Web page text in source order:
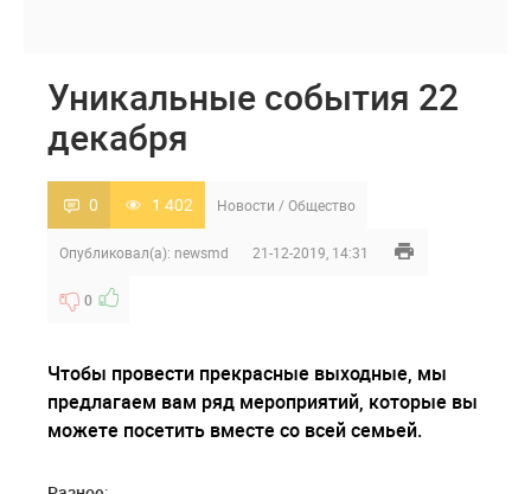
Уникальные события 22
декабря
0 1 402 Новости /Общество
Опубликовал(а): newsmd 21-12-2019, 14:31
0
Чтобы провести прекрасные выходные, мы
предлагаем вам ряд мероприятий, которые вы
можете посетить вместе со всей семьей.